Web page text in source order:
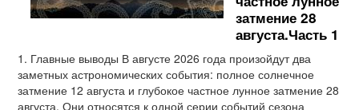
затмение 28
августа.Часть 1
1. Главные выводы В августе 2026 года произойдут два
заметных астрономических события: полное солнечное
затмение 12 августа и глубокое частное лунное затмение 28
августа. Они относятся к одной серии событий сезона